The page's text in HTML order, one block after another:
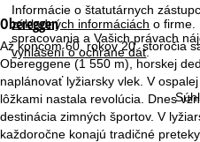
Informácie o štatutárnych
základných informáciách o firme.
spracovania a Vašich právach
vyhlásení o ochrane dát.
v
n
s
Obereggen
Až koncom 60. rokov 20. storočia
Obereggene (1 550 m), horskej
naplánovať lyžiarsky vlek. V
lôžkami nastala revolúcia. Dnes
destinácia zimných športov. V
každoročne konajú tradičné